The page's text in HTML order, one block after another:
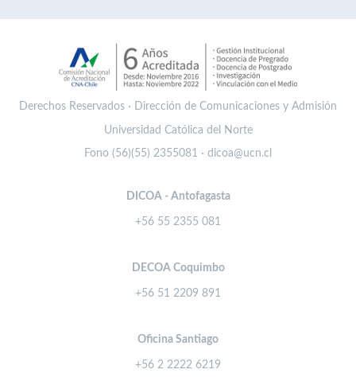
Derechos Reservados · Dirección de Comunicaciones y Admisión
Universidad Católica del Norte
Fono (56)(55) 2355081 · dicoa@ucn.cl
DICOA - Antofagasta
+56 55 2355 081
DECOA Coquimbo
+56 51 2209 891
Oficina Santiago
+56 2 2222 6219